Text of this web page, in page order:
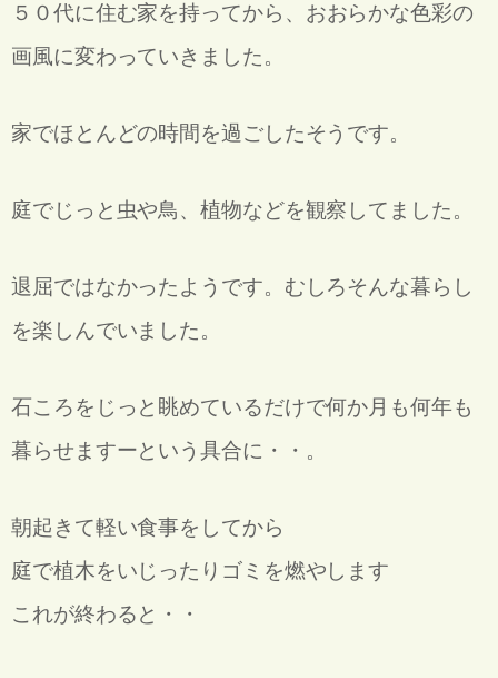
５０代に住む家を持ってから、 おおらかな色彩の
画風に変わっていきました。
家でほとんどの時間を過ごしたそうです。
庭でじっと虫や鳥、植物などを観察してました。
退屈ではなかったようです。むしろそんな暮らし
を楽しんでいました。
石ころをじっと眺めているだけで何か月も何年も
暮らせますーという具合に・・。
朝起きて軽い食事をしてから
庭で植木をいじったりゴミを燃やします
これが終わると・・